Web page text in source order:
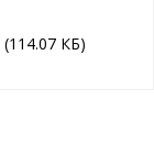
(114.07 КБ)